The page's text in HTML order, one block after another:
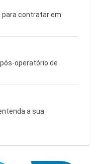
para contratar em
operatório de
a sua